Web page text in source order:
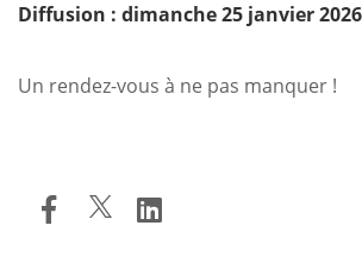
Diffusion : dimanche 25 janvier
Un rendez-vous à ne pas manquer !